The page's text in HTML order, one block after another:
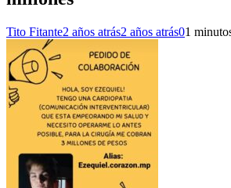
Tito Fitante2 años atrás2 años atrás01